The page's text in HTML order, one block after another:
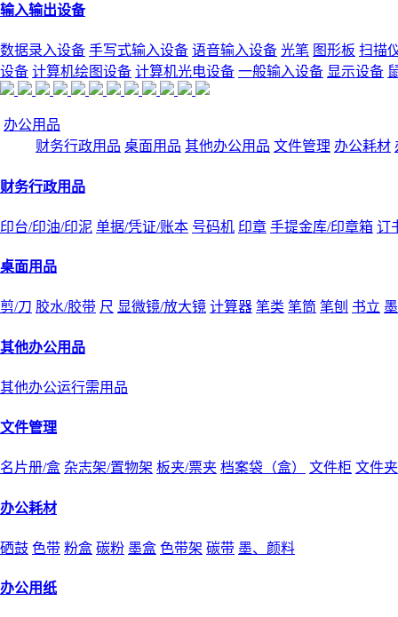
输入输出设备
数据录入设备 手写式输入设备 语音输入设备 光笔 图形板 扫描
设备 计算机绘图设备 计算机光电设备 一般输入设备 显示设备
办公用品
财务行政用品 桌面用品 其他办公用品 文件管理 办公耗材
财务行政用品
印台/印油/印泥 单据/凭证/账本 号码机 印章 手提金库/印章箱 订
桌面用品
剪/刀 胶水/胶带 尺 显微镜/放大镜 计算器 笔类 笔筒 笔刨 书立
其他办公用品
其他办公运行需用品
文件管理
名片册/盒 杂志架/置物架 板夹/票夹 档案袋（盒） 文件柜 文件
办公耗材
硒鼓 色带 粉盒 碳粉 墨盒 色带架 碳带 墨、颜料
办公用纸